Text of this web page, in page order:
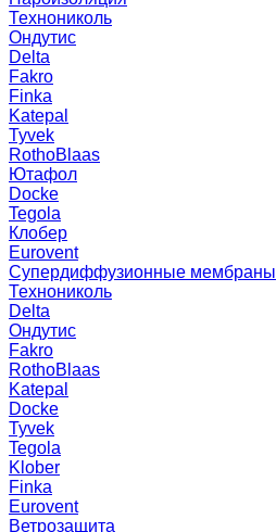
Технониколь
Ондутис
Delta
Fakro
Finka
Katepal
Tyvek
RothoBlaas
Ютафол
Docke
Tegola
Клобер
Eurovent
Супердиффузионные мембраны
Технониколь
Delta
Ондутис
Fakro
RothoBlaas
Katepal
Docke
Tyvek
Tegola
Klober
Finka
Eurovent
Ветрозащита